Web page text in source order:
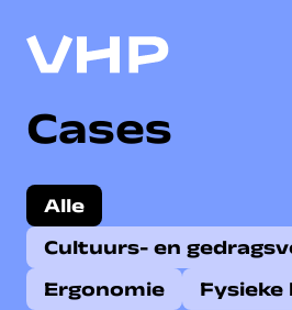
Cases
Alle
Cultuurs- en
Ergonomie
Fysieke